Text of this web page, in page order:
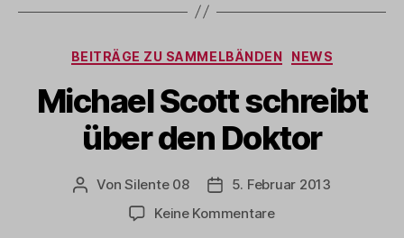
Kategorien
BEITRÄGE ZU SAMMELBÄNDEN NEWS
Michael Scott schreibt
über den Doktor
Beitragsautor
VonSilente 08 Veröffentlichungsdatum
5. Februar 2013
Keine Kommentarezu